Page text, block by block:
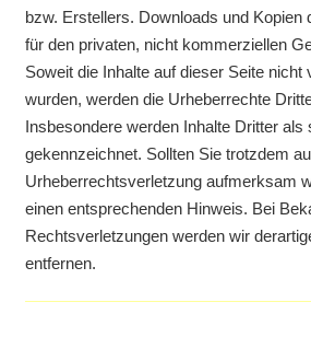
bzw. Erstellers. Downloads und Kopien
für den privaten, nicht kommerziellen
Soweit die Inhalte auf dieser Seite nicht
wurden, werden die Urheberrechte
Insbesondere werden Inhalte Dritter als
gekennzeichnet. Sollten Sie trotzdem
Urheberrechtsverletzung aufmerksam
einen entsprechenden Hinweis. Bei
Rechtsverletzungen werden wir
entfernen.